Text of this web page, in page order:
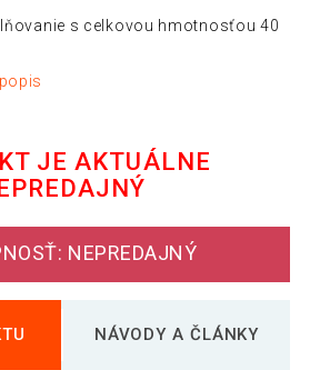
s celkovou hmotnosťou 40
JE AKTUÁLNE
NEPREDAJNÝ
NÁVODY A ČLÁNKY